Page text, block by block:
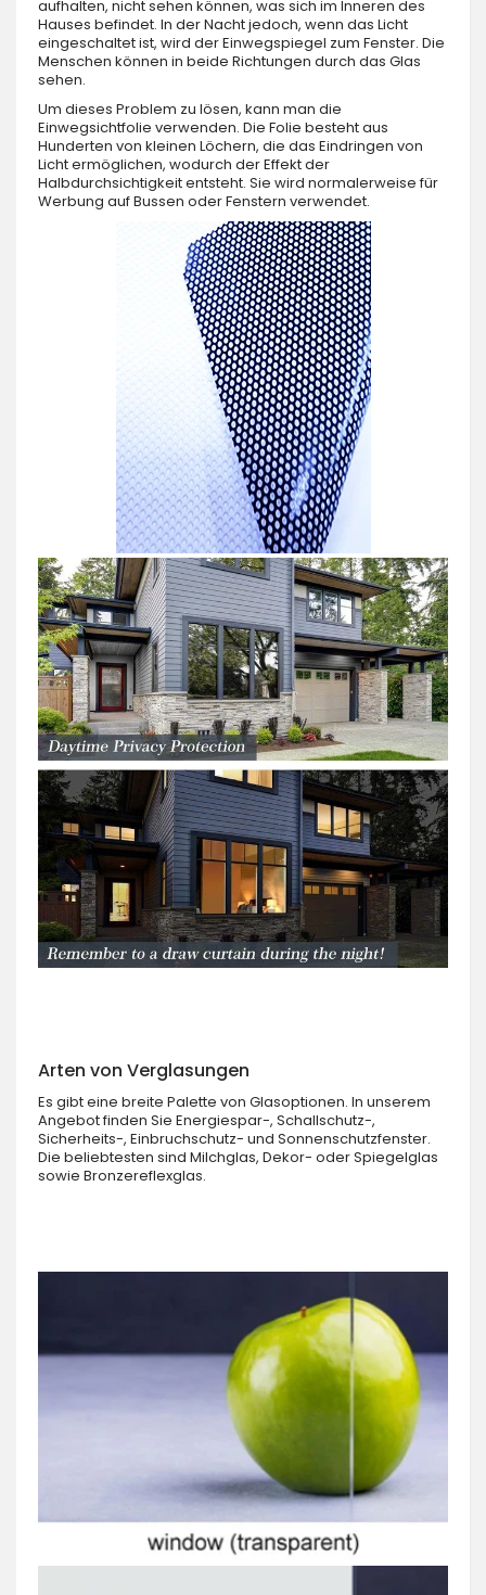
aufhalten, nicht sehen können, was sich im Inneren des
Hauses befindet. In der Nacht jedoch, wenn das Licht
eingeschaltet ist, wird der Einwegspiegel zum Fenster. Die
Menschen können in beide Richtungen durch das Glas
sehen.
Um dieses Problem zu lösen, kann man die
Einwegsichtfolie verwenden. Die Folie besteht aus
Hunderten von kleinen Löchern, die das Eindringen von
Licht ermöglichen, wodurch der Effekt der
Halbdurchsichtigkeit entsteht. Sie wird normalerweise für
Werbung auf Bussen oder Fenstern verwendet.
Arten von Verglasungen
Es gibt eine breite Palette von Glasoptionen. In unserem
Angebot finden Sie Energiespar-, Schallschutz-,
Sicherheits-, Einbruchschutz- und Sonnenschutzfenster.
Die beliebtesten sind Milchglas, Dekor- oder Spiegelglas
sowie Bronzereflexglas.